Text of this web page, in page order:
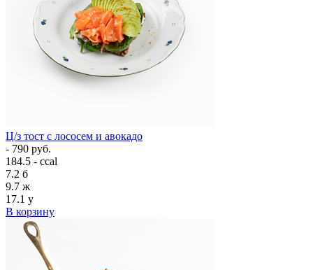
Ц/з тост с лососем и авокадо
- 790 руб.
184.5 - ccal
7.2 б
9.7 ж
17.1 у
В корзину